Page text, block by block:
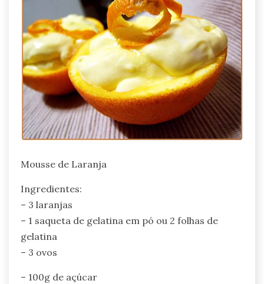
Mousse de Laranja
Ingredientes:
– 3 laranjas
– 1 saqueta de gelatina em pó ou 2 folhas de
gelatina
– 3 ovos
– 100g de açúcar